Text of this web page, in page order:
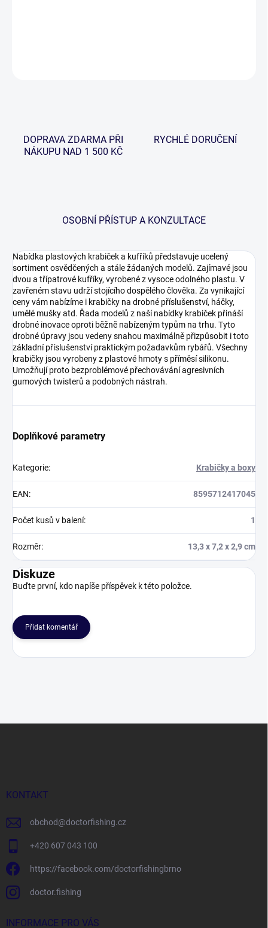
DOPRAVA ZDARMA PŘI
NÁKUPU NAD 1 500 KČ
RYCHLÉ DORUČENÍ
OSOBNÍ PŘÍSTUP A KONZULTACE
Nabídka plastových krabiček a kufříků představuje ucelený
sortiment osvědčených a stále žádaných modelů. Zajímavé jsou
dvou a třípatrové kufříky, vyrobené z vysoce odolného plastu. V
zavřeném stavu udrží stojícího dospělého člověka. Za vynikající
ceny vám nabízíme i krabičky na drobné příslušenství, háčky,
umělé mušky atd. Řada modelů z naší nabídky krabiček přináší
drobné inovace oproti běžně nabízeným typům na trhu. Tyto
drobné úpravy jsou vedeny snahou maximálně přizpůsobit i toto
základní příslušenství praktickým požadavkům rybářů. Všechny
krabičky jsou vyrobeny z plastové hmoty s příměsí silikonu.
Umožňují proto bezproblémové přechovávání agresivních
gumových twisterů a podobných nástrah.
Doplňkové parametry
Kategorie: Krabičky a boxy
EAN: 8595712417045
Počet kusů v balení: 1
Rozměr: 13,3 x 7,2 x 2,9 cm
Diskuze
Buďte první, kdo napíše příspěvek k této položce.
Přidat komentář
KONTAKT
obchod@doctorfishing.cz
+420 607 043 100
https://facebook.com/doctorfishingbrno
doctor.fishing
INFORMACE PRO VÁS